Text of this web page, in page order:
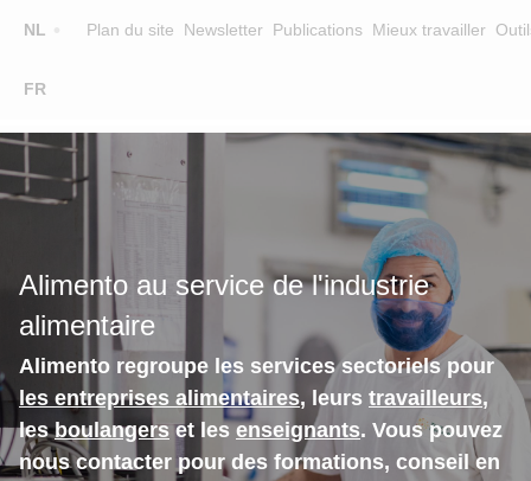
NL
FR
Plan du site Newsletter Publications Mieux travailler
Main
navigation
FORMATION
FORMATEURS
EQUIPE
CONTACT
CHERCHER UNE FORMATION
Alimento au service de l'industrie
alimentaire
Alimento regroupe les services sectoriels pour
les entreprises alimentaires, leurs travailleurs,
lesboulangers et les enseignants. Vous pouvez
nous contacter pour des formations, conseil en